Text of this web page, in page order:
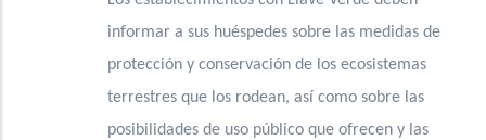
informar a sus huéspedes sobre las medidas de
protección y conservación de los ecosistemas
terrestres que los rodean, así como sobre las
posibilidades de uso público que ofrecen y las